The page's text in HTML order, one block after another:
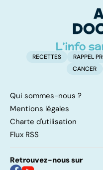
RECETTES RAPPEL
CANCER
Qui sommes-nous ?
Mentions légales
Charte d'utilisation
Flux RSS
Retrouvez-nous sur